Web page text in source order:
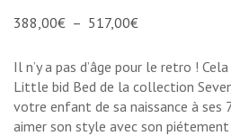
388,00€ – 517,00€
Il n’y a pas d’âge pour le retro !
Little bid Bed de la collection
votre enfant de sa naissance à ses
aimer son style avec son